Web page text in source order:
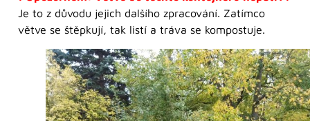
Je to z důvodu jejich dalšího zpracování. Zatímco
větve se štěpkují, tak listí a tráva se kompostuje.